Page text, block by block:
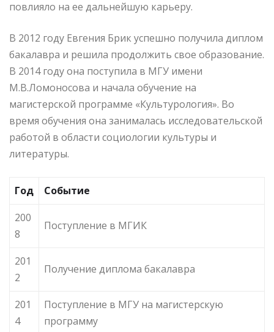
повлияло на ее дальнейшую карьеру.
В 2012 году Евгения Брик успешно получила диплом
бакалавра и решила продолжить свое образование.
В 2014 году она поступила в МГУ имени
М.В.Ломоносова и начала обучение на
магистерской программе «Культурология». Во
время обучения она занималась исследовательской
работой в области социологии культуры и
литературы.
Год
Событие
200
8
Поступление в МГИК
201
2
Получение диплома бакалавра
201
4
Поступление в МГУ на магистерскую
программу